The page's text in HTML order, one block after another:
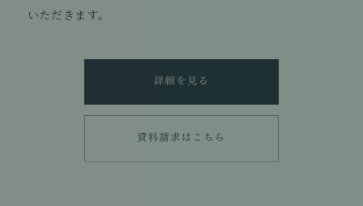
いただきます。